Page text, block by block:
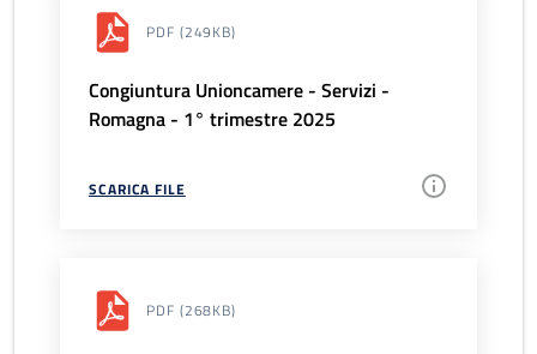
PDF (249KB)
Congiuntura Unioncamere - Servizi -
Romagna - 1° trimestre 2025
SCARICA FILE
PDF (268KB)